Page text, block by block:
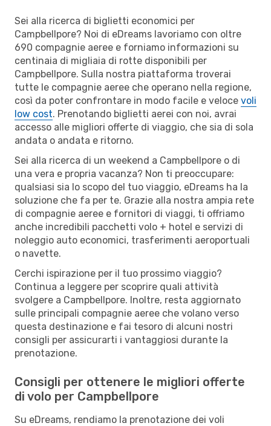
Sei alla ricerca di biglietti economici per
Campbellpore? Noi di eDreams lavoriamo con oltre
690 compagnie aeree e forniamo informazioni su
centinaia di migliaia di rotte disponibili per
Campbellpore. Sulla nostra piattaforma troverai
tutte le compagnie aeree che operano nella regione,
così da poter confrontare in modo facile e veloce voli
low cost. Prenotando biglietti aerei con noi, avrai
accesso alle migliori offerte di viaggio, che sia di sola
andata o andata e ritorno.
Sei alla ricerca di un weekend a Campbellpore o di
una vera e propria vacanza? Non ti preoccupare:
qualsiasi sia lo scopo del tuo viaggio, eDreams ha la
soluzione che fa per te. Grazie alla nostra ampia rete
di compagnie aeree e fornitori di viaggi, ti offriamo
anche incredibili pacchetti volo + hotel e servizi di
noleggio auto economici, trasferimenti aeroportuali
o navette.
Cerchi ispirazione per il tuo prossimo viaggio?
Continua a leggere per scoprire quali attività
svolgere a Campbellpore. Inoltre, resta aggiornato
sulle principali compagnie aeree che volano verso
questa destinazione e fai tesoro di alcuni nostri
consigli per assicurarti i vantaggiosi durante la
prenotazione.
Consigli per ottenere le migliori offerte
di volo per Campbellpore
Su eDreams, rendiamo la prenotazione dei voli